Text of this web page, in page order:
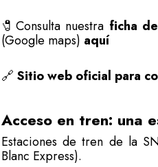
🧷 Consulta nuestra ficha
(Google maps) aquí
🔗 Sitio web oficial para
Acceso en tren: una
Estaciones de tren de la
Blanc Express).